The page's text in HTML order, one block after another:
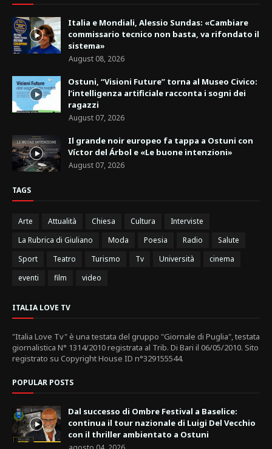
Italia e Mondiali, Alessio Sundas: «Cambiare
commissario tecnico non basta, va rifondato il
sistema»
August 08, 2026
Ostuni, “Visioni Future” torna al Museo Civico:
l’intelligenza artificiale racconta i sogni dei
ragazzi
August 07, 2026
Il grande noir europeo fa tappa a Ostuni con
Víctor del Árbol e «Le buone intenzioni»
August 07, 2026
TAGS
Arte Attualità Chiesa Cultura
Interviste
La Rubrica di Giuliano
Moda Poesia Radio
Salute
Sport
Teatro Turismo Tv Università
cinema
eventi
film video
ITALIA LOVE TV
"Italia Love Tv" è una testata del gruppo "Giornale di Puglia", testata
giornalistica N° 1314/2010 registrata al Trib. Di Bari il 06/05/2010. Sito
registrato su Copyright House ID n°329155544.
POPULAR POSTS
Dal successo di Ombre Festival a Baselice:
continua il tour nazionale di Luigi Del Vecchio
con il thriller ambientato a Ostuni